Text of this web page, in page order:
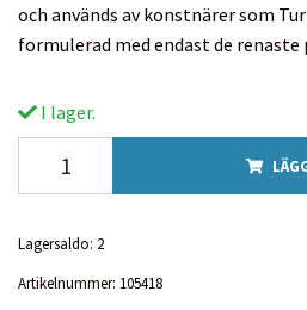
och används av konstnärer som
formulerad med endast de renaste
I lager.
Lagersaldo: 2
Artikelnummer: 105418